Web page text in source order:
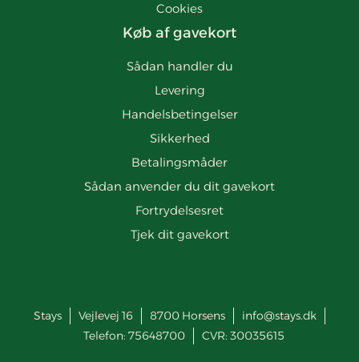
Cookies
Køb af gavekort
Sådan handler du
Levering
Handelsbetingelser
Sikkerhed
Betalingsmåder
Sådan anvender du dit gavekort
Fortrydelsesret
Tjek dit gavekort
Stays Vejlevej 16 8700 Horsens
info@stays.dk
Telefon: 75648700 CVR: 30035615